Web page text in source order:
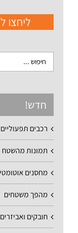
ליחצו
חדש!
רכבים
תמונות מהשטח
מחסנים
מהפך משטחים
חובקים